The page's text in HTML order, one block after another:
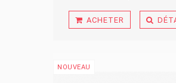
ACHETER
NOUVEAU